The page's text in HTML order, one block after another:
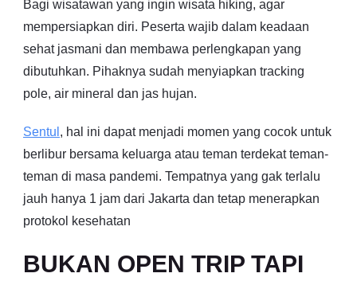
Bagi wisatawan yang ingin wisata hiking, agar
mempersiapkan diri. Peserta wajib dalam keadaan
sehat jasmani dan membawa perlengkapan yang
dibutuhkan. Pihaknya sudah menyiapkan tracking
pole, air mineral dan jas hujan.
Sentul , hal ini dapat menjadi momen yang cocok untuk
berlibur bersama keluarga atau teman terdekat teman-
teman di masa pandemi. Tempatnya yang gak terlalu
jauh hanya 1 jam dari Jakarta dan tetap menerapkan
protokol kesehatan
BUKAN OPEN TRIP TAPI